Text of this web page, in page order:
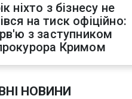
ніхто з бізнесу не
на тиск офіційно:
з заступником
Кримом
НОВИНИ